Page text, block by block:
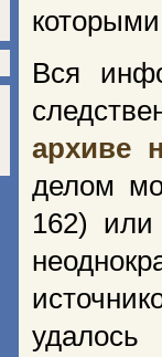
Вся
архиве
делом
162) или